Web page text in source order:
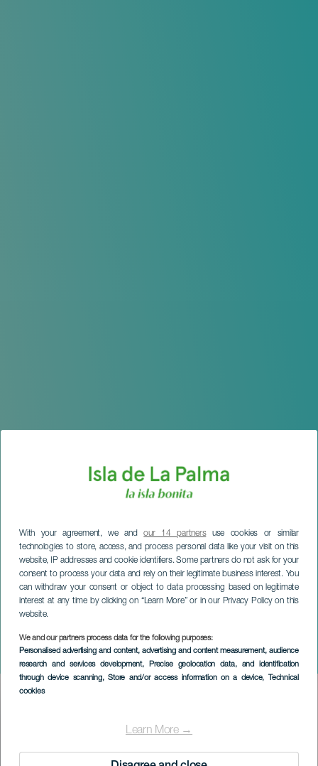
With your agreement, we andour 14 partnersuse cookies or similar
technologies to store, access, and process personal data like your visit on this
website, IP addresses and cookie identifiers. Some partners do not ask for your
consent to process your data and rely on their legitimate business interest. You
can withdraw your consent or object to data processing based on legitimate
interest at any time by clicking on “Learn More” or in our Privacy Policy on this
website.
We and our partners process data for the following purposes:
Personalised advertising and content, advertising and content measurement, audience
research and services development, Precise geolocation data, and identification
through device scanning, Store and/or access information on a device, Technical
cookies
Learn More →
Buiten de circustent
LA PALMA
Imagen